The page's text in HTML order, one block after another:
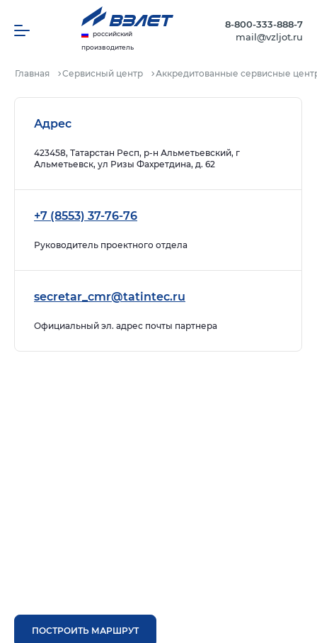
российский
производитель
8-800-333-888-7
mail@vzljot.ru
Главная Сервисный центр Аккредитованные сервисные
Адрес
423458, Татарстан Респ, р-н Альметьевский, г
Альметьевск, ул Ризы Фахретдина, д. 62
+7 (8553) 37-76-76
Руководитель проектного отдела
secretar_cmr@tatintec.ru
Официальный эл. адрес почты партнера
ПОСТРОИТЬ МАРШРУТ